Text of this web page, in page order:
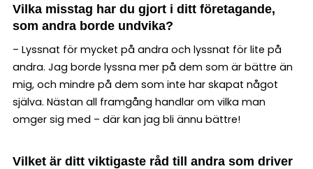
Vilka misstag har du gjort i ditt företagande,
som andra borde undvika?
– Lyssnat för mycket på andra och lyssnat för lite på
andra. Jag borde lyssna mer på dem som är bättre än
mig, och mindre på dem som inte har skapat något
själva. Nästan all framgång handlar om vilka man
omger sig med – där kan jag bli ännu bättre!
Vilket är ditt viktigaste råd till andra som driver